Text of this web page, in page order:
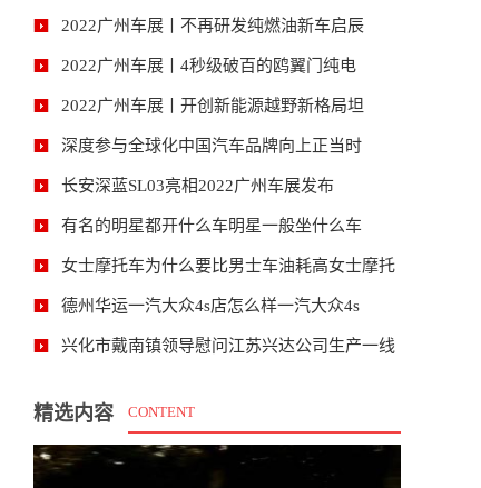
2022广州车展丨不再研发纯燃油新车启辰
2022广州车展丨4秒级破百的鸥翼门纯电
2022广州车展丨开创新能源越野新格局坦
深度参与全球化中国汽车品牌向上正当时
长安深蓝SL03亮相2022广州车展发布
有名的明星都开什么车明星一般坐什么车
女士摩托车为什么要比男士车油耗高女士摩托
德州华运一汽大众4s店怎么样一汽大众4s
兴化市戴南镇领导慰问江苏兴达公司生产一线
精选内容 CONTENT